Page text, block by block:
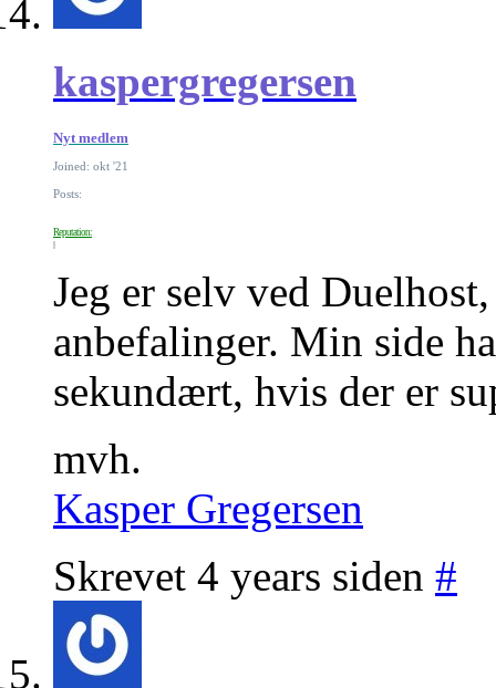
kaspergregersen
Nyt medlem
Joined: okt '21
Posts:
Reputation:
Jeg er selv ved
anbefalinger. Min side
sekundært, hvis der er
mvh.
Kasper Gregersen
Skrevet 4 years siden #